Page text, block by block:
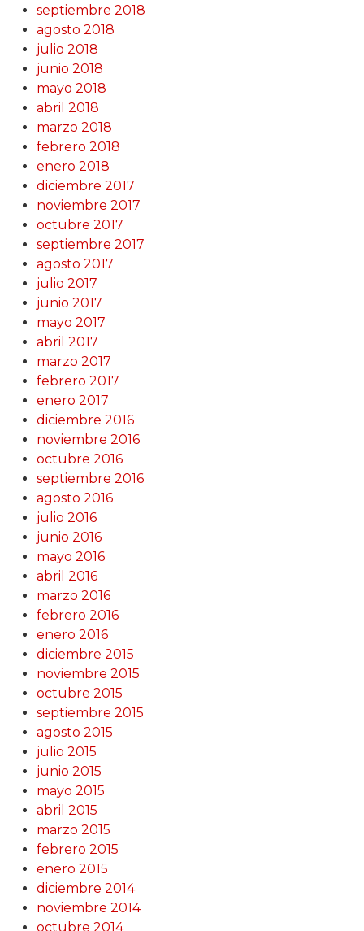
septiembre 2018
agosto 2018
julio 2018
junio 2018
mayo 2018
abril 2018
marzo 2018
febrero 2018
enero 2018
diciembre 2017
noviembre 2017
octubre 2017
septiembre 2017
agosto 2017
julio 2017
junio 2017
mayo 2017
abril 2017
marzo 2017
febrero 2017
enero 2017
diciembre 2016
noviembre 2016
octubre 2016
septiembre 2016
agosto 2016
julio 2016
junio 2016
mayo 2016
abril 2016
marzo 2016
febrero 2016
enero 2016
diciembre 2015
noviembre 2015
octubre 2015
septiembre 2015
agosto 2015
julio 2015
junio 2015
mayo 2015
abril 2015
marzo 2015
febrero 2015
enero 2015
diciembre 2014
noviembre 2014
octubre 2014